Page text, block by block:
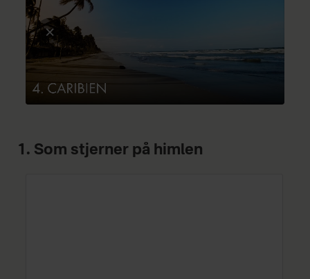
1. Som stjerner på himlen